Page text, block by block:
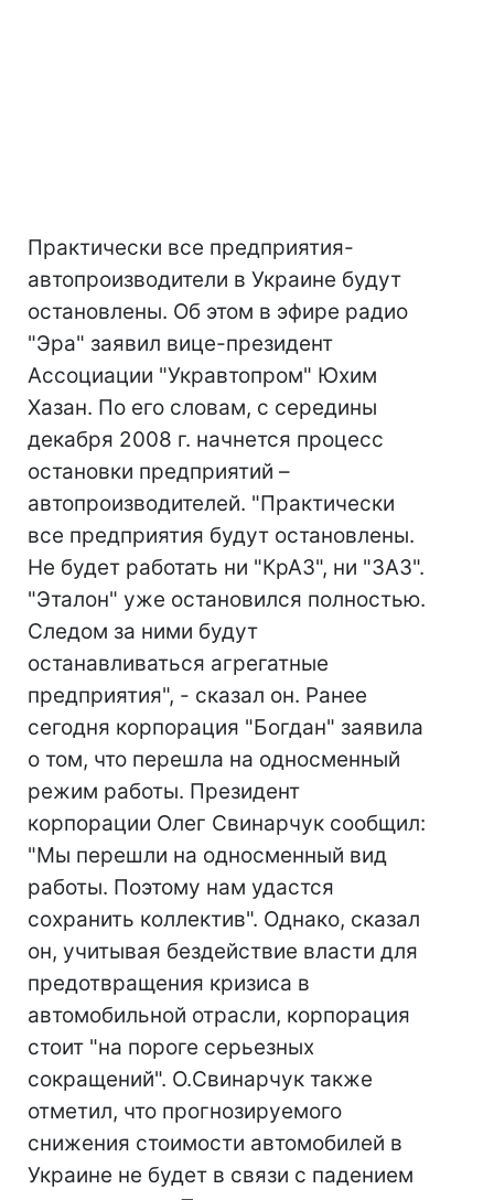
Практически все предприятия-
автопроизводители в Украине будут
остановлены. Об этом в эфире радио
"Эра" заявил вице-президент
Ассоциации "Укравтопром" Юхим
Хазан. По его словам, с середины
декабря 2008 г. начнется процесс
остановки предприятий –
автопроизводителей. "Практически
все предприятия будут остановлены.
Не будет работать ни "КрАЗ", ни "ЗАЗ".
"Эталон" уже остановился полностью.
Следом за ними будут
останавливаться агрегатные
предприятия", - сказал он. Ранее
сегодня корпорация "Богдан" заявила
о том, что перешла на односменный
режим работы. Президент
корпорации Олег Свинарчук сообщил:
"Мы перешли на односменный вид
работы. Поэтому нам удастся
сохранить коллектив". Однако, сказал
он, учитывая бездействие власти для
предотвращения кризиса в
автомобильной отрасли, корпорация
стоит "на пороге серьезных
сокращений". О.Свинарчук также
отметил, что прогнозируемого
снижения стоимости автомобилей в
Украине не будет в связи с падением